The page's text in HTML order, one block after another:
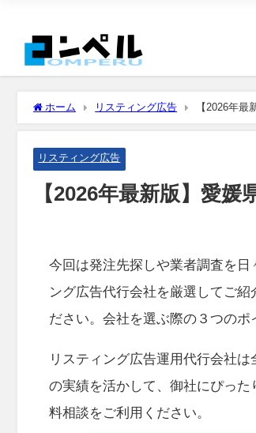
ホーム リスティング広告 【2026年
リスティング広告
【2026年最新版】愛
今回は発注先探しや業者調査を
ング広告代行会社を厳選してご
ださい。会社を選ぶ際の３つのポ
リスティング広告運用代行会社
の実績を活かして、御社にぴっ
料相談をご利用ください。